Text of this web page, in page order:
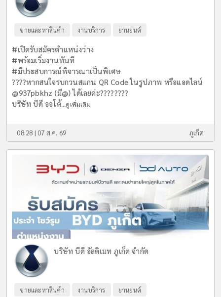
ขายและหาสินค้า งานบริการ ยานยนต์
#เปิดรับสมัครตำแหน่งว่าง
#พร้อมเริ่มงานทันที
#มีประสบการณ์พิจารณาเป็นพิเศษ
????หากสนใจรบกวนสแกน QR Code ในรูปภาพ หรือแอดไลน์
@937pbkhz (มี@) ได้เลยค่ะ????????
บริษัท บีดี ออโต้...ดูเพิ่มเติม
08:28 | 07 ส.ค. 69 ภูเก็ต
บริษัท บีดี อัลติเมท ภูเก็ต จำกัด
ขายและหาสินค้า งานบริการ ยานยนต์